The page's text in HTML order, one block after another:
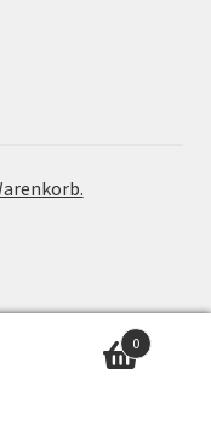
Harfe 0